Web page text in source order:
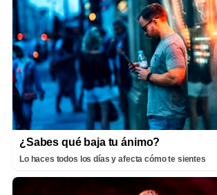
¿Sabes qué baja tu ánimo?
Lo haces todos los días y afecta cómo te sientes